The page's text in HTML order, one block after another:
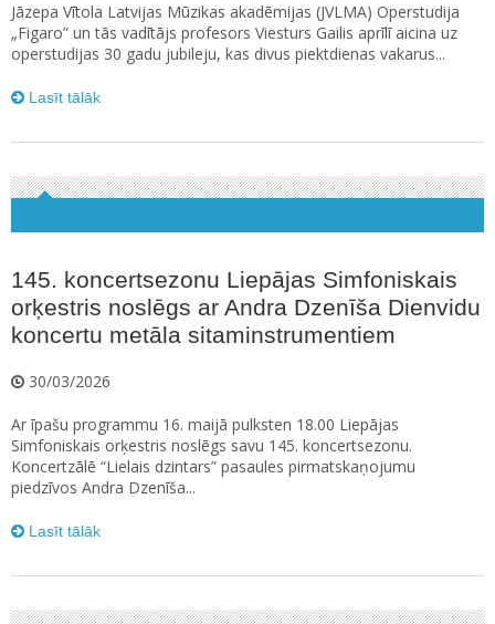
Jāzepa Vītola Latvijas Mūzikas akadēmijas (JVLMA) Operstudija
„Figaro” un tās vadītājs profesors Viesturs Gailis aprīlī aicina uz
operstudijas 30 gadu jubileju, kas divus piektdienas vakarus...
Lasīt tālāk
145. koncertsezonu Liepājas Simfoniskais
orķestris noslēgs ar Andra Dzenīša Dienvidu
koncertu metāla sitaminstrumentiem
30/03/2026
Ar īpašu programmu 16. maijā pulksten 18.00 Liepājas
Simfoniskais orķestris noslēgs savu 145. koncertsezonu.
Koncertzālē “Lielais dzintars” pasaules pirmatskaņojumu
piedzīvos Andra Dzenīša...
Lasīt tālāk